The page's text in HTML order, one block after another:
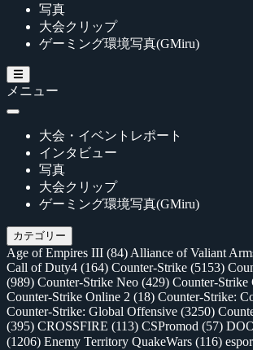
写真
大会クリップ
ゲーミング環境写真(GMiru)
メニュー
大会・イベントレポート
インタビュー
写真
大会クリップ
ゲーミング環境写真(GMiru)
カテゴリー
Age of Empires III (84) Alliance of Valiant
Call of Duty4 (164) Counter-Strike (5153)
(989) Counter-Strike Neo (429) Counter-Strike
Counter-Strike Online 2 (18) Counter-Strike:
Counter-Strike: Global Offensive (3250)
(395) CROSSFIRE (113) CSPromod (57)
(1206) Enemy Territory QuakeWars (116)